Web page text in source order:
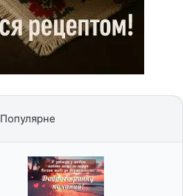
Популярне